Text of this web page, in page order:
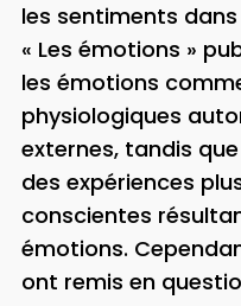
les sentiments
« Les émotions »
les émotions
physiologiques
externes, tandis
des expériences
conscientes
émotions.
ont remis en